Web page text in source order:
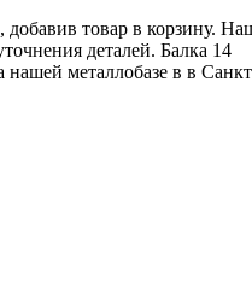
добавив товар в корзину.
деталей. Балка 14
нашей металлобазе в в